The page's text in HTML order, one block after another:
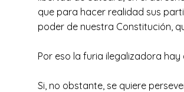
que para hacer realidad sus
poder de nuestra Constitución,
Por eso la furia ilegalizadora
Si, no obstante, se quiere